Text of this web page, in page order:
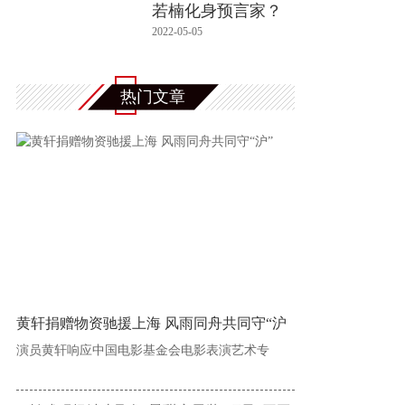
若楠化身预言家？
陈伟霆杨迪
2022-05-05
热门文章
黄轩捐赠物资驰援上海 风雨同舟共同守“沪
演员黄轩响应中国电影基金会电影表演艺术专